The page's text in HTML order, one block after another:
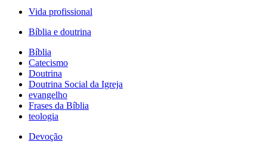
Vida profissional
Bíblia e doutrina
Bíblia
Catecismo
Doutrina
Doutrina Social da Igreja
evangelho
Frases da Bíblia
teologia
Devoção